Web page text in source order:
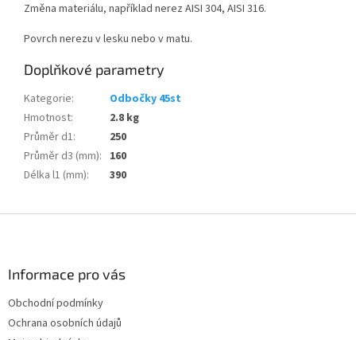
Změna materiálu, například nerez AISI 304, AISI 316.
Povrch nerezu v lesku nebo v matu.
Doplňkové parametry
Kategorie:
Odbočky 45st
Hmotnost:
2.8 kg
Průměr d1:
250
Průměr d3 (mm): 160
Délka l1 (mm): 390
Informace pro vás
Obchodní podmínky
Ochrana osobních údajů